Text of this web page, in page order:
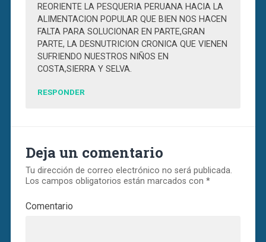
REORIENTE LA PESQUERIA PERUANA HACIA LA
ALIMENTACION POPULAR QUE BIEN NOS HACEN
FALTA PARA SOLUCIONAR EN PARTE,GRAN
PARTE, LA DESNUTRICION CRONICA QUE VIENEN
SUFRIENDO NUESTROS NIÑOS EN
COSTA,SIERRA Y SELVA.
RESPONDER
Deja un comentario
Tu dirección de correo electrónico no será publicada.
Los campos obligatorios están marcados con *
Comentario